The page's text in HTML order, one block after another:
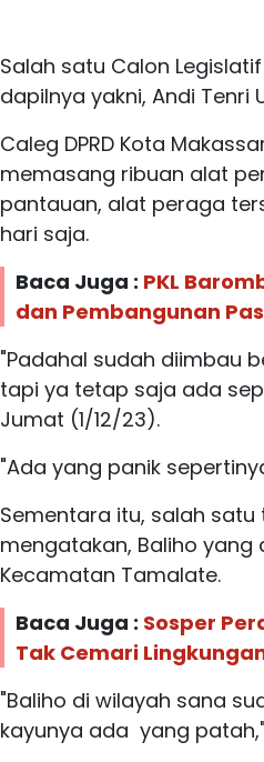
Salah satu Calon
dapilnya yakni, Andi Tenri
Caleg DPRD Kota
memasang ribuan alat
pantauan, alat peraga
hari saja.
Baca Juga : PKL
dan Pembangunan
"Padahal sudah diimbau
tapi ya tetap saja ada
Jumat (1/12/23).
"Ada yang panik
Sementara itu, salah satu
mengatakan, Baliho yang
Kecamatan Tamalate.
Baca Juga : Sosper
Tak Cemari
"Baliho di wilayah sana
kayunya ada yang